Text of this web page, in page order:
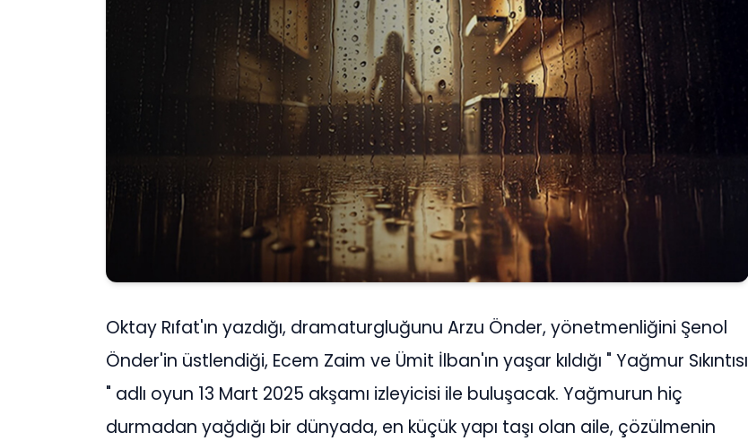
Oktay Rıfat'ın yazdığı, dramaturgluğunu Arzu Önder, yönetmenliğini Şenol
Önder'in üstlendiği, Ecem Zaim ve Ümit İlban'ın yaşar kıldığı " Yağmur Sıkıntısı
" adlı oyun 13 Mart 2025 akşamı izleyicisi ile buluşacak. Yağmurun hiç
durmadan yağdığı bir dünyada, en küçük yapı taşı olan aile, çözülmenin